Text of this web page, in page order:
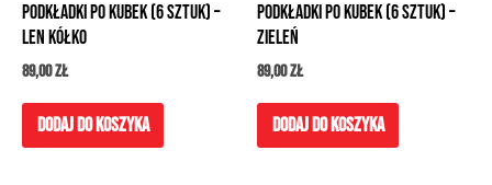
Podkładki po kubek (6 sztuk) –
len kółko
89,00zł
Dodaj do koszyka
Podkładki po kubek (6 sztuk) –
zieleń
89,00zł
Dodaj do koszyka